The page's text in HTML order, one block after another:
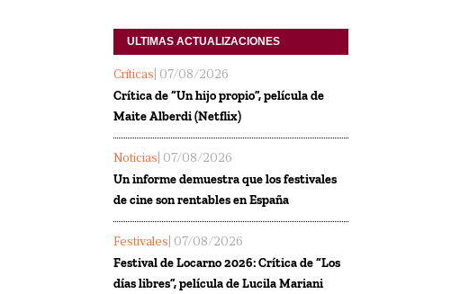
ULTIMAS ACTUALIZACIONES
Críticas | 07/08/2026
Crítica de “Un hijo propio”, película de
Maite Alberdi (Netflix)
Noticias | 07/08/2026
Un informe demuestra que los festivales
de cine son rentables en España
Festivales | 07/08/2026
Festival de Locarno 2026: Crítica de “Los
días libres”, película de Lucila Mariani